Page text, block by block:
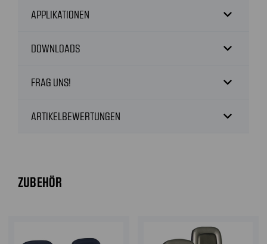
APPLIKATIONEN expand_more
DOWNLOADS expand_more
FRAG UNS! expand_more
ARTIKELBEWERTUNGEN expand_more
ZUBEHÖR